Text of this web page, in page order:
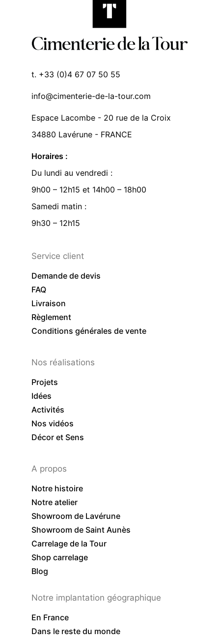
t. +33 (0)4 67 07 50 55
info@cimenterie-de-la-tour.com
Espace Lacombe - 20 rue de la Croix
34880 Lavérune - FRANCE
Horaires :
Du lundi au vendredi :
9h00 – 12h15 et 14h00 – 18h00
Samedi matin :
9h30 – 12h15
Service client
Demande de devis
FAQ
Livraison
Règlement
Conditions générales de vente
Nos réalisations
Projets
Idées
Activités
Nos vidéos
Décor et Sens
A propos
Notre histoire
Notre atelier
Showroom de Lavérune
Showroom de Saint Aunès
Carrelage de la Tour
Shop carrelage
Blog
Notre implantation géographique
En France
Dans le reste du monde